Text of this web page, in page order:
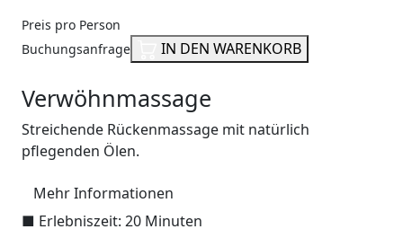
Preis pro Person
Buchungsanfrage
IN DEN WARENKORB
Verwöhnmassage
Streichende Rückenmassage mit natürlich
pflegenden Ölen.
Mehr Informationen
■ Erlebniszeit: 20 Minuten